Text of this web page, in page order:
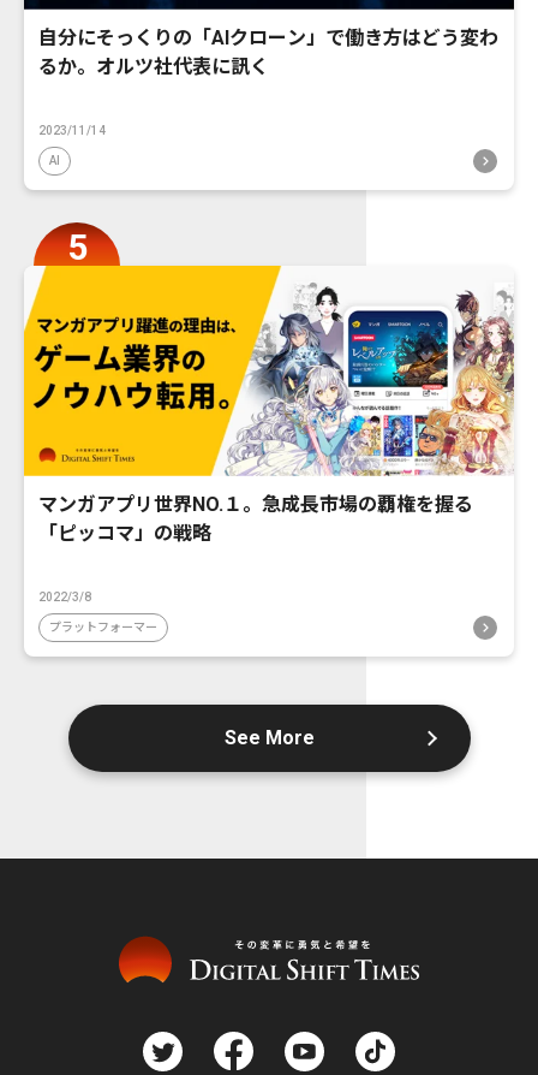
自分にそっくりの「AIクローン」で働き方はどう変わ
るか。オルツ社代表に訊く
2023/11/14
AI
マンガアプリ世界NO.１。急成長市場の覇権を握る
「ピッコマ」の戦略
2022/3/8
プラットフォーマー
See More